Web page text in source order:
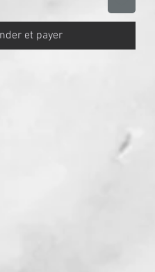
et payer